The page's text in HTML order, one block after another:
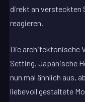
direkt an versteckten
reagieren.
Die architektonische
Setting. Japanische
nun mal ähnlich aus,
liebevoll gestaltete